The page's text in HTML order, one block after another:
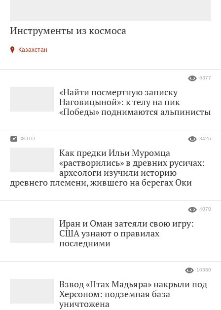
Инструменты из космоса
Казахстан
«Найти посмертную записку
Наговицыной»: к телу на пик
«Победы» поднимаются альпинисты
6377
Как предки Ильи Муромца
«растворились» в древних русичах:
археологи изучили историю
древнего племени, жившего на берегах Оки
ФОТО 3426
Иран и Оман затеяли свою игру:
США узнают о правилах
последними
4070
Взвод «Птах Мадьяра» накрыли под
Херсоном: подземная база
уничтожена
10380